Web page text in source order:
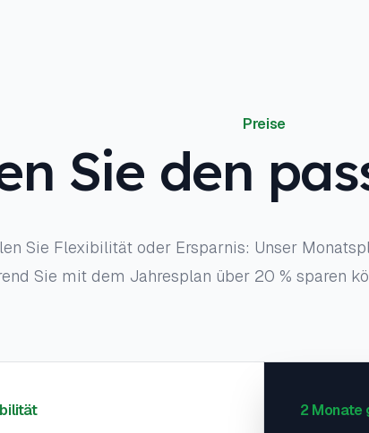
Preise
Sie den
Sie Flexibilität oder Ersparnis: Unser
Sie mit dem Jahresplan über 20 % sparen
2 Monate